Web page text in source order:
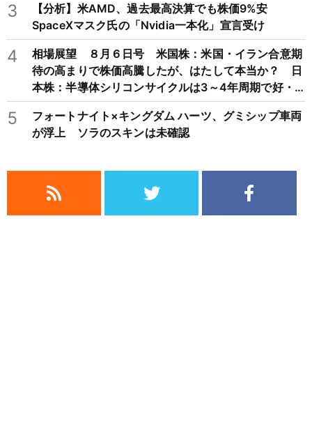
3
【分析】米AMD、過去最高決算でも株価9%安
SpaceXマスク氏の「Nvidia一本化」宣言受け
4
相場展望 ８月６日号 米国株：米国・イラン合意期
待の高まりで株価高騰したが、はたして本当か？ 日
本株：半導体シリコンサイクルは3～4年周期で好・
不況を繰り返すため注意
5
フォートナイト×キングダム ハーツ、グミシップ車両
が浮上 ソラのスキンは未確認